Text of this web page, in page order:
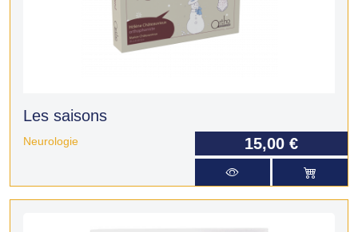
Les saisons
Neurologie 15,00 €